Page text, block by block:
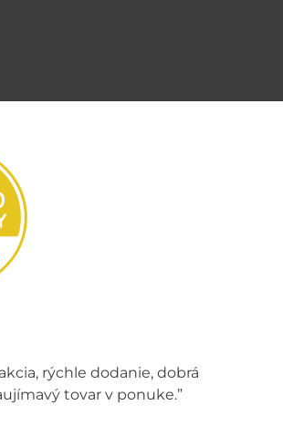
rýchle dodanie, dobrá
tovar v ponuke.”